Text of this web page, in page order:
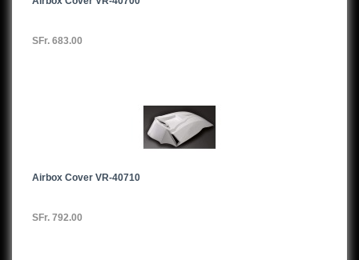
SFr. 683.00
Airbox Cover VR-40710
SFr. 792.00